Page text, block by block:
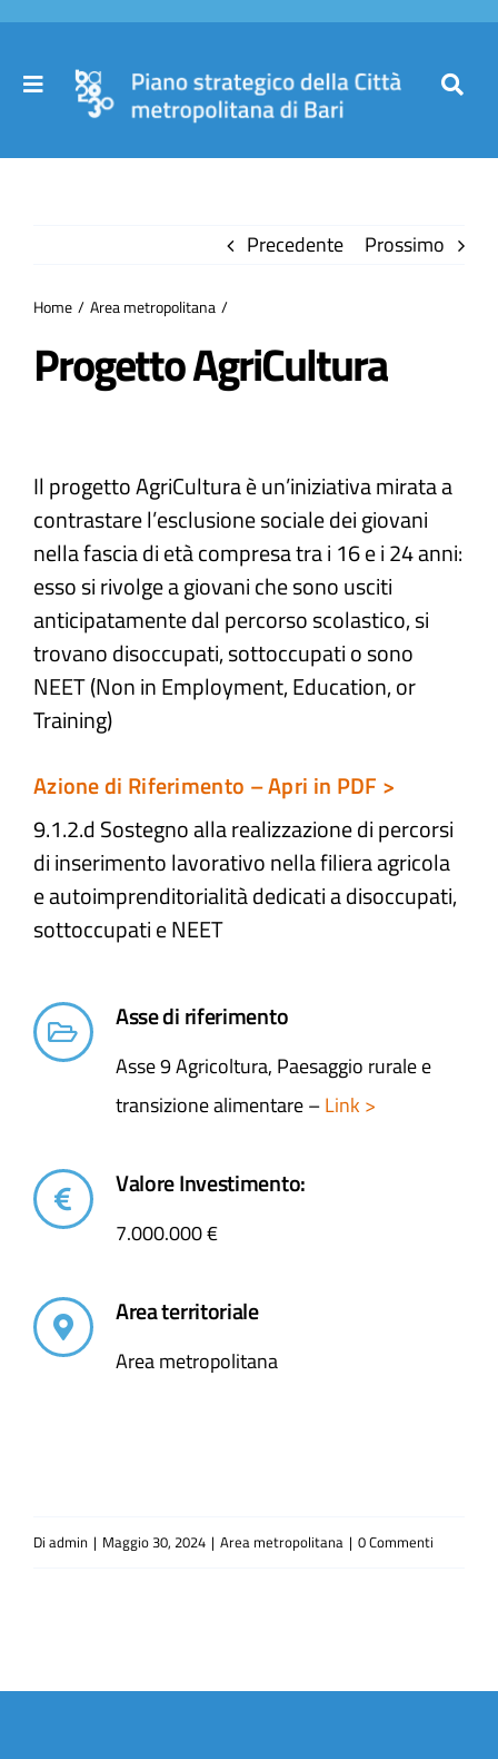
Salta
contenuto
Toggle
Comuni
Atti e Docunenti
Notizie
Progetti
Precedente Prossimo
Home Area metropolitana
Progetto AgriCultura
Il progetto AgriCultura è un’iniziativa mirata a
contrastare l’esclusione sociale dei giovani
nella fascia di età compresa tra i 16 e i 24 anni:
esso si rivolge a giovani che sono usciti
anticipatamente dal percorso scolastico, si
trovano disoccupati, sottoccupati o sono
NEET (Non in Employment, Education, or
Training)
Azione di Riferimento – Apri in PDF >
9.1.2.d Sostegno alla realizzazione di percorsi
di inserimento lavorativo nella filiera agricola
e autoimprenditorialità dedicati a disoccupati,
sottoccupati e NEET​
Asse di riferimento
Asse 9 Agricoltura, Paesaggio rurale e
transizione alimentare –Link >
Valore Investimento:
7.000.000 €
Area territoriale
Area metropolitana
Di admin | Maggio 30, 2024 | Area metropolitana | 0 Commenti